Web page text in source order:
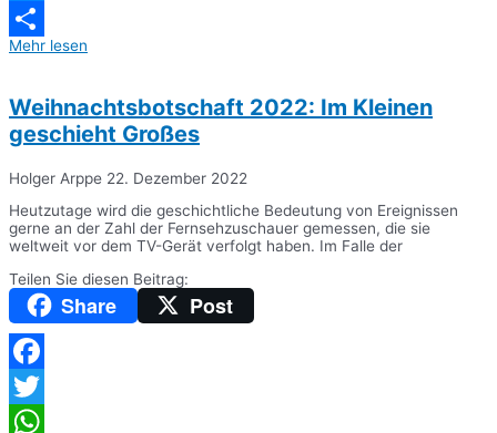
Messenger
Teilen
Mehr lesen
Weihnachtsbotschaft 2022: Im Kleinen
geschieht Großes
Holger Arppe 22. Dezember 2022
Heutzutage wird die geschichtliche Bedeutung von Ereignissen
gerne an der Zahl der Fernsehzuschauer gemessen, die sie
weltweit vor dem TV-Gerät verfolgt haben. Im Falle der
Teilen Sie diesen Beitrag:
Share Post
Facebook
Twitter